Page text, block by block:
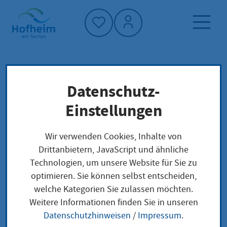
Startseite"
Dienstleistung-Finder
Lokale Anliegen
Bauen: Abweichung/Ausnahme/Befreiung
Bauen:
Abweichung/Ausnahm
e/Befreiung
Datenschutz-
Einstellungen
Wir verwenden Cookies, Inhalte von
Drittanbietern, JavaScript und ähnliche
Technologien, um unsere Website für Sie zu
optimieren. Sie können selbst entscheiden,
welche Kategorien Sie zulassen möchten.
Weitere Informationen finden Sie in unseren
Datenschutzhinweisen / Impressum.